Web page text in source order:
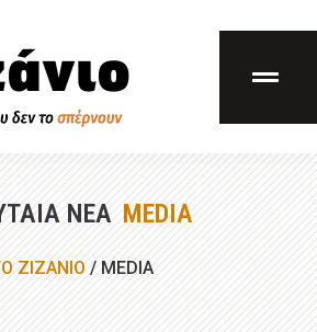
ΝΈΑ MEDIA
ΖΙΖΑΝΙΟ / MEDIA